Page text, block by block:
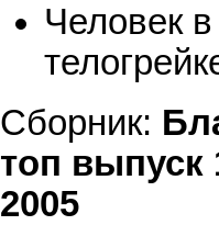
Человек в
Сборник:
топ выпуск
2005